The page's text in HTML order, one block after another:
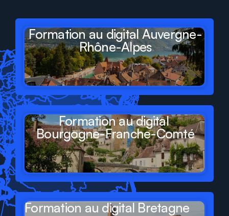
deFrance
Formation au digital Auvergne-
Rhône-Alpes
Formation au digital
Bourgogne-Franche-Comté
Formation au digital Bretagne